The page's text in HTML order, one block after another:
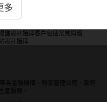
案的設計。您可以選擇單
根據您的需求提供最佳的
，從XS到XXL等各種標
碼。這樣可以確保每位學
的舒適度和穿著體驗。
多
匯設計選擇客戶包括常見問題
設計選擇
為金融機構、物業管理公司、政府
產服務。